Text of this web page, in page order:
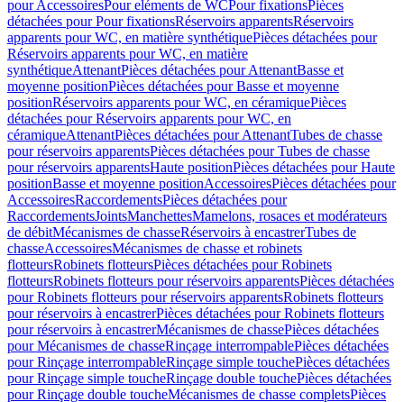
pour AccessoiresPour eléments de WCPour fixationsPièces
détachées pour Pour fixationsRéservoirs apparentsRéservoirs
apparents pour WC, en matière synthétiquePièces détachées pour
Réservoirs apparents pour WC, en matière
synthétiqueAttenantPièces détachées pour AttenantBasse et
moyenne positionPièces détachées pour Basse et moyenne
positionRéservoirs apparents pour WC, en céramiquePièces
détachées pour Réservoirs apparents pour WC, en
céramiqueAttenantPièces détachées pour AttenantTubes de chasse
pour réservoirs apparentsPièces détachées pour Tubes de chasse
pour réservoirs apparentsHaute positionPièces détachées pour Haute
positionBasse et moyenne positionAccessoiresPièces détachées pour
AccessoiresRaccordementsPièces détachées pour
RaccordementsJointsManchettesMamelons, rosaces et modérateurs
de débitMécanismes de chasseRéservoirs à encastrerTubes de
chasseAccessoiresMécanismes de chasse et robinets
flotteursRobinets flotteursPièces détachées pour Robinets
flotteursRobinets flotteurs pour réservoirs apparentsPièces détachées
pour Robinets flotteurs pour réservoirs apparentsRobinets flotteurs
pour réservoirs à encastrerPièces détachées pour Robinets flotteurs
pour réservoirs à encastrerMécanismes de chassePièces détachées
pour Mécanismes de chasseRinçage interrompablePièces détachées
pour Rinçage interrompableRinçage simple touchePièces détachées
pour Rinçage simple toucheRinçage double touchePièces détachées
pour Rinçage double toucheMécanismes de chasse completsPièces